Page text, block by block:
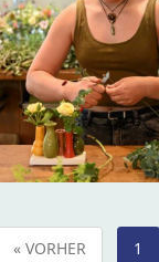
« VORHER 1